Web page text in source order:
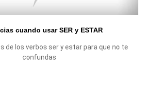
cuando usar SER y ESTAR
de los verbos ser y estar para que no te
confundas